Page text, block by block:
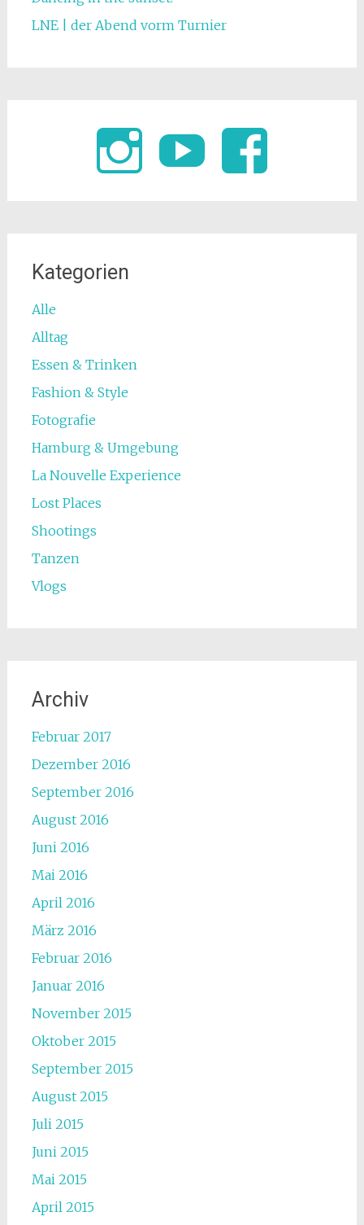
LNE | der Abend vorm Turnier
Kategorien
Alle
Alltag
Essen & Trinken
Fashion & Style
Fotografie
Hamburg & Umgebung
La Nouvelle Experience
Lost Places
Shootings
Tanzen
Vlogs
Archiv
Februar 2017
Dezember 2016
September 2016
August 2016
Juni 2016
Mai 2016
April 2016
März 2016
Februar 2016
Januar 2016
November 2015
Oktober 2015
September 2015
August 2015
Juli 2015
Juni 2015
Mai 2015
April 2015